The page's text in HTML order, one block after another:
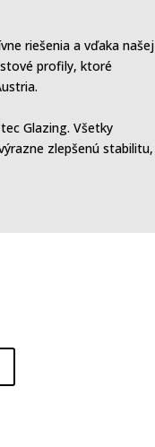
riešenia a vďaka našej
profily, ktoré
Glazing. Všetky
zlepšenú stabilitu,